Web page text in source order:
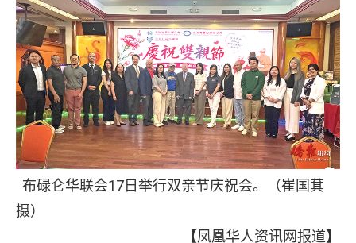
布碌仑华联会17日举行双亲节庆祝会。（崔国萁
摄）
【凤凰华人资讯网报道】